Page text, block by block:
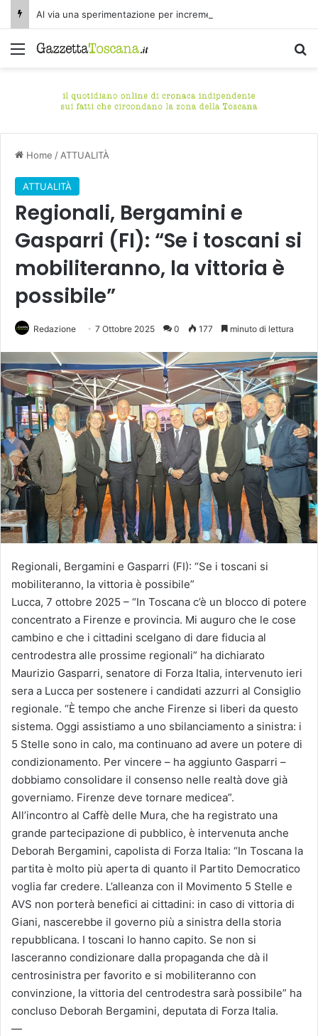
Menu
Home / ATTUALITÀ
ATTUALITÀ
Regionali, Bergamini e
Gasparri (FI): “Se i toscani si
mobiliteranno, la vittoria è
possibile”
Redazione 7 Ottobre 2025 0 177 minuto di lettura
Regionali, Bergamini e Gasparri (FI): “Se i toscani si
mobiliteranno, la vittoria è possibile”
Lucca, 7 ottobre 2025 – “In Toscana c’è un blocco di potere
concentrato a Firenze e provincia. Mi auguro che le cose
cambino e che i cittadini scelgano di dare fiducia al
centrodestra alle prossime regionali” ha dichiarato
Maurizio Gasparri, senatore di Forza Italia, intervenuto ieri
sera a Lucca per sostenere i candidati azzurri al Consiglio
regionale. “È tempo che anche Firenze si liberi da questo
sistema. Oggi assistiamo a uno sbilanciamento a sinistra: i
5 Stelle sono in calo, ma continuano ad avere un potere di
condizionamento. Per vincere – ha aggiunto Gasparri –
dobbiamo consolidare il consenso nelle realtà dove già
governiamo. Firenze deve tornare medicea”.
All’incontro al Caffè delle Mura, che ha registrato una
grande partecipazione di pubblico, è intervenuta anche
Deborah Bergamini, capolista di Forza Italia: “In Toscana la
partita è molto più aperta di quanto il Partito Democratico
voglia far credere. L’alleanza con il Movimento 5 Stelle e
AVS non porterà benefici ai cittadini: in caso di vittoria di
Giani, nascerebbe il governo più a sinistra della storia
repubblicana. I toscani lo hanno capito. Se non si
lasceranno condizionare dalla propaganda che dà il
centrosinistra per favorito e si mobiliteranno con
convinzione, la vittoria del centrodestra sarà possibile” ha
concluso Deborah Bergamini, deputata di Forza Italia.
—